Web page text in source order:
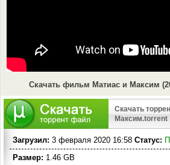
Скачать фильм Матиас и Максим
Скачать
Максим.torrent
Загрузил: 3 февраля 2020 16:58 Статус:
Размер: 1.46 GB